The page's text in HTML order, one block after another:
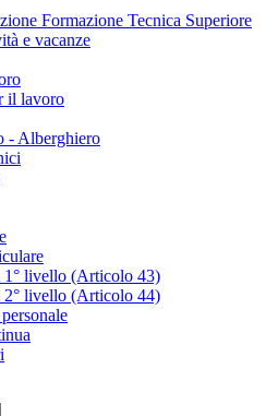
Formazione Tecnica Superiore
e vacanze
il lavoro
- Alberghiero
1° livello (Articolo 43)
2° livello (Articolo 44)